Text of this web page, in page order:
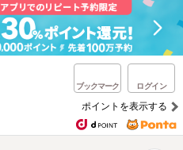
ブックマーク ログイン
ポイントを表示する